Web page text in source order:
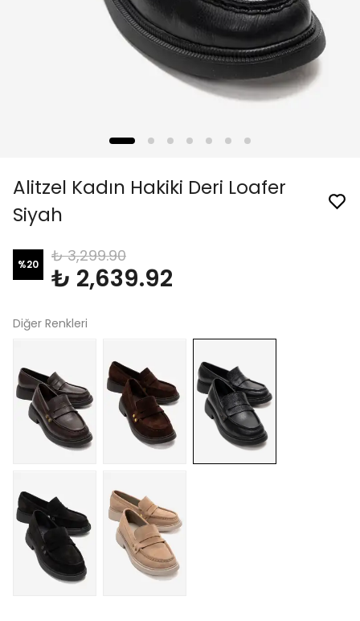
Alitzel Kadın Hakiki Deri Loafer
Siyah
%20 ₺ 3,299.90
₺ 2,639.92
Diğer Renkleri